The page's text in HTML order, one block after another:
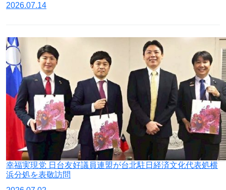
2026.07.14
幸福実現党 日台友好議員連盟が台北駐日経済文化代表処横
浜分処を表敬訪問